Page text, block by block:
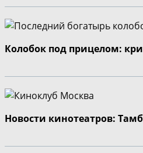
Колобок под прицелом:
Новости кинотеатров: